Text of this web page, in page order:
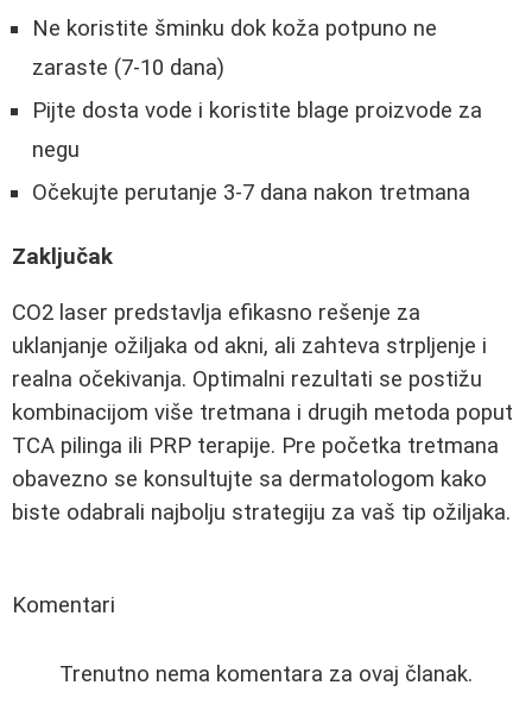
Ne koristite šminku dok koža potpuno ne
zaraste (7-10 dana)
Pijte dosta vode i koristite blage proizvode za
negu
Očekujte perutanje 3-7 dana nakon tretmana
Zaključak
CO2 laser predstavlja efikasno rešenje za
uklanjanje ožiljaka od akni, ali zahteva strpljenje i
realna očekivanja. Optimalni rezultati se postižu
kombinacijom više tretmana i drugih metoda poput
TCA pilinga ili PRP terapije. Pre početka tretmana
obavezno se konsultujte sa dermatologom kako
biste odabrali najbolju strategiju za vaš tip ožiljaka.
Komentari
Trenutno nema komentara za ovaj članak.